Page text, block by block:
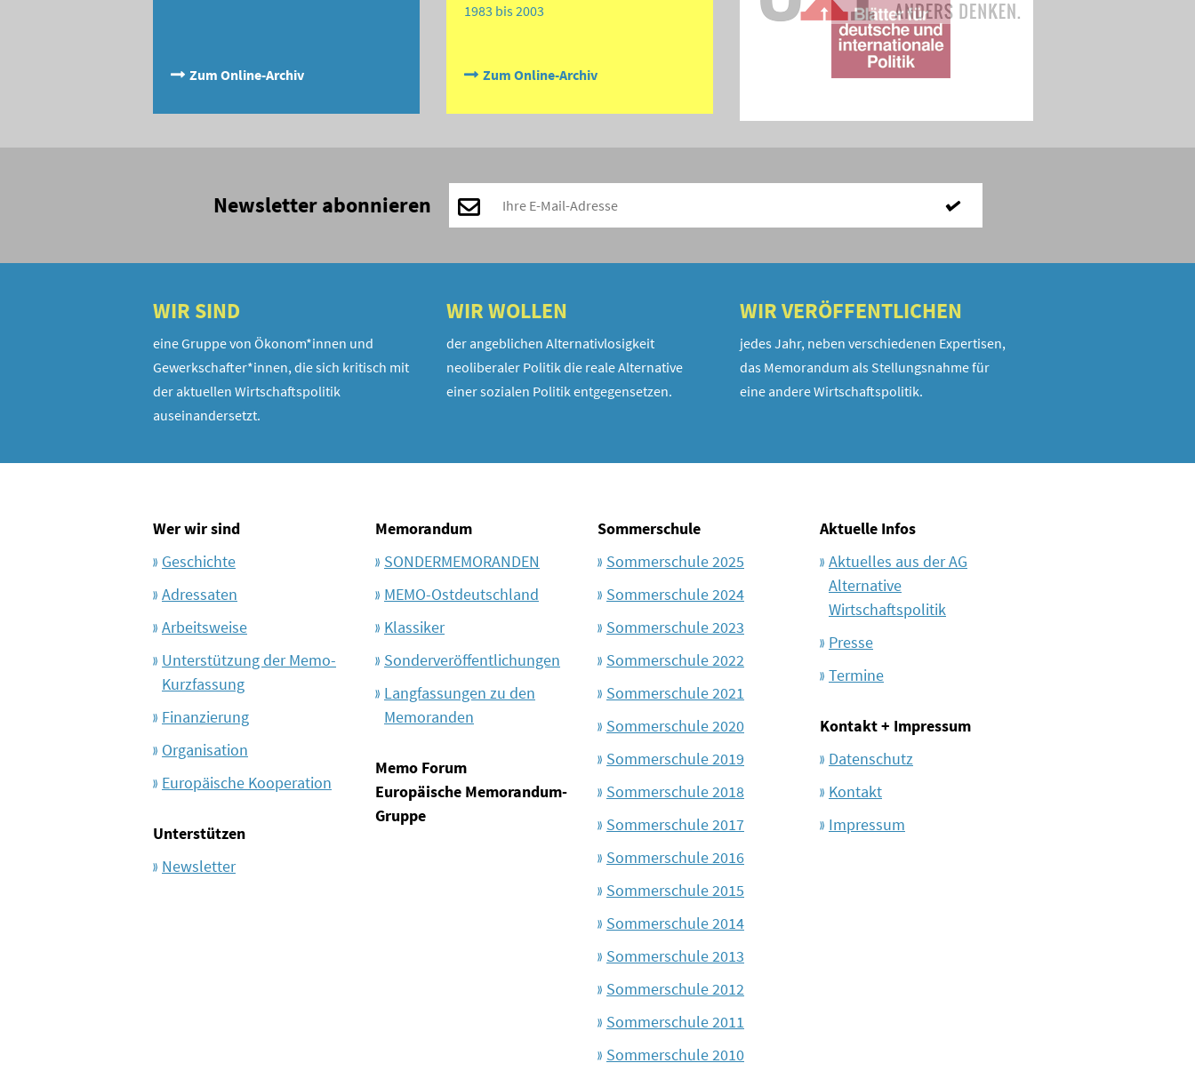
Zum Online-Archiv
1983 bis 2003
Zum Online-Archiv
Newsletter abonnieren
WIR SIND
eine Gruppe von Ökonom*innen und
Gewerkschafter*innen, die sich kritisch mit
der aktuellen Wirtschaftspolitik
auseinandersetzt.
WIR WOLLEN
der angeblichen Alternativlosigkeit
neoliberaler Politik die reale Alternative
einer sozialen Politik entgegensetzen.
WIR VERÖFFENTLICHEN
jedes Jahr, neben verschiedenen Expertisen,
das Memorandum als Stellungsnahme für
eine andere Wirtschaftspolitik.
Wer wir sind
Geschichte
Adressaten
Arbeitsweise
Unterstützung der Memo-
Kurzfassung
Finanzierung
Organisation
Europäische Kooperation
Unterstützen
Newsletter
Memorandum
SONDERMEMORANDEN
MEMO-Ostdeutschland
Klassiker
Sonderveröffentlichungen
Langfassungen zu den
Memoranden
Memo Forum
Europäische Memorandum-
Gruppe
Sommerschule
Sommerschule 2025
Sommerschule 2024
Sommerschule 2023
Sommerschule 2022
Sommerschule 2021
Sommerschule 2020
Sommerschule 2019
Sommerschule 2018
Sommerschule 2017
Sommerschule 2016
Sommerschule 2015
Sommerschule 2014
Sommerschule 2013
Sommerschule 2012
Sommerschule 2011
Sommerschule 2010
Aktuelle Infos
Aktuelles aus der AG
Alternative
Wirtschaftspolitik
Presse
Termine
Kontakt + Impressum
Datenschutz
Kontakt
Impressum